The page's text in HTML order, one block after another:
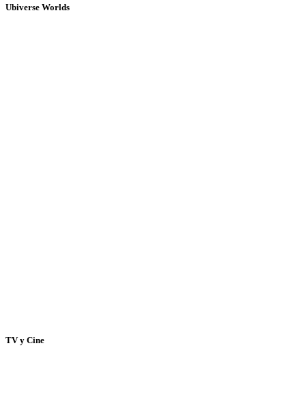
Ubiverse Worlds
TV y Cine